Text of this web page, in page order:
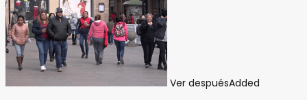
Ver despuésAdded